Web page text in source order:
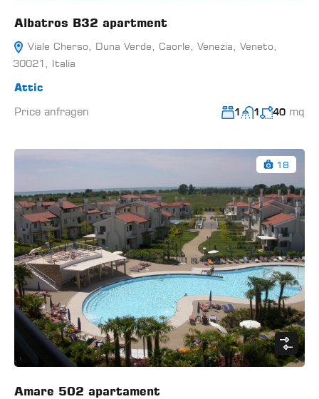
Albatros B32 apartment
Viale Cherso, Duna Verde, Caorle, Venezia, Veneto,
30021, Italia
Attic
Price anfragen
1 1 40 mq
18
Amare 502 apartament